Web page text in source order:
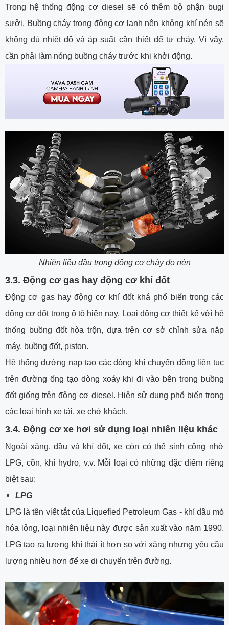
Trong hệ thống động cơ diesel sẽ có thêm bộ phận bugi
sưởi. Buồng cháy trong động cơ lạnh nên không khí nén sẽ
không đủ nhiệt độ và áp suất cần thiết để tự cháy. Vì vậy,
cần phải làm nóng buồng cháy trước khi khởi động.
Nhiên liệu dầu trong động cơ cháy do nén
3.3. Động cơ gas hay động cơ khí đốt
Động cơ gas hay động cơ khí đốt khá phổ biến trong các
động cơ đốt trong ô tô hiện nay. Loại động cơ thiết kế với hệ
thống buồng đốt hòa trộn, dựa trên cơ sở chỉnh sửa nắp
máy, buồng đốt, piston.
Hệ thống đường nạp tạo các dòng khí chuyển động liên tục
trên đường ống tạo dòng xoáy khi đi vào bên trong buồng
đốt giống trên động cơ diesel. Hiện sử dụng phổ biến trong
các loại hình xe tải, xe chở khách.
3.4. Động cơ xe hơi sử dụng loại nhiên liệu khác
Ngoài xăng, dầu và khí đốt, xe còn có thể sinh công nhờ
LPG, cồn, khí hydro, v.v. Mỗi loại có những đặc điểm riêng
biệt sau:
LPG
LPG là tên viết tắt của Liquefied Petroleum Gas - khí dầu mỏ
hóa lỏng, loại nhiên liệu này được sản xuất vào năm 1990.
LPG tạo ra lượng khí thải ít hơn so với xăng nhưng yêu cầu
lượng nhiều hơn để xe di chuyển trên đường.